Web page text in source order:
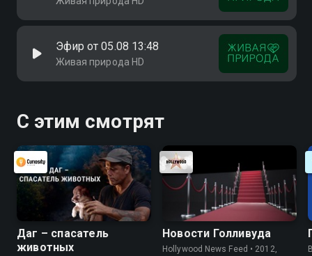
Эфир от 05.08 13:48
Живая природа HD
С этим смотрят
Даг – спасатель
животных
Новости Голливуда
Hollywood News Feed • 2012,